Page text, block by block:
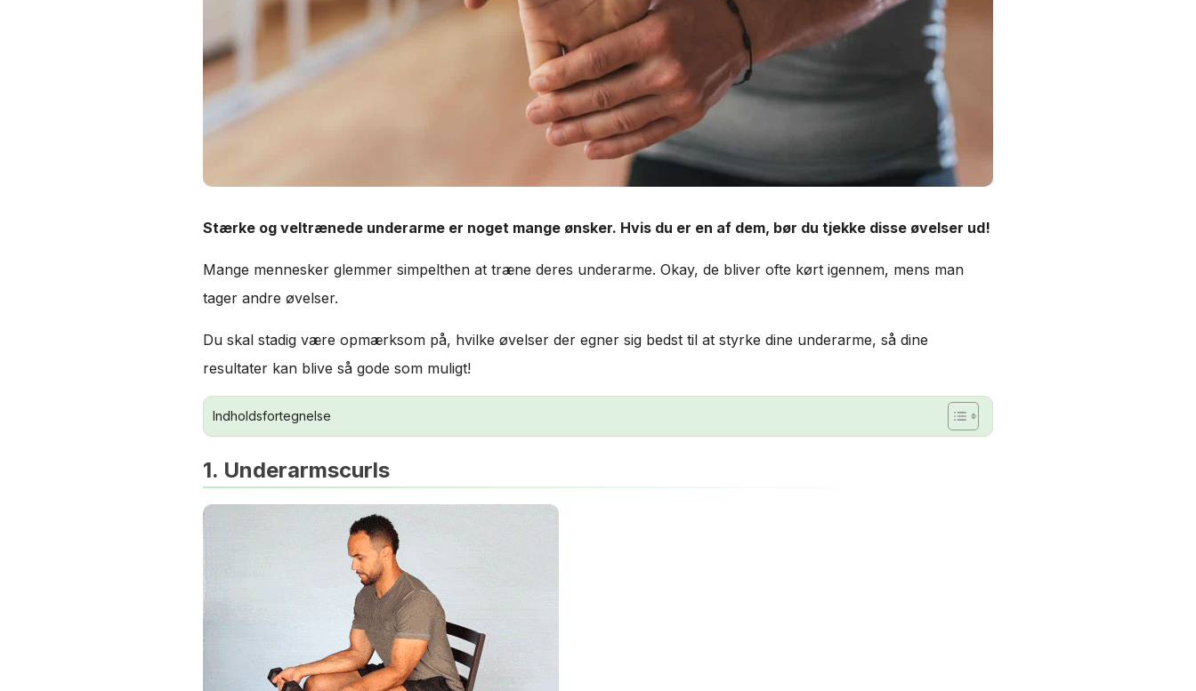
Stærke og veltrænede underarme er noget mange ønsker. Hvis du er en af dem, bør du tjekke disse øvelser ud!
Mange mennesker glemmer simpelthen at træne deres underarme. Okay, de bliver ofte kørt igennem, mens man
tager andre øvelser.
Du skal stadig være opmærksom på, hvilke øvelser der egner sig bedst til at styrke dine underarme, så dine
resultater kan blive så gode som muligt!
Indholdsfortegnelse
1. Underarmscurls